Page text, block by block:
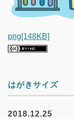
png[148KB]
はがきサイズ
2018.12.25